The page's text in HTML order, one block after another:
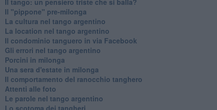
Il "pippone" pre-milonga
La cultura nel tango argentino
La location nel tango argentino
Il condominio tanguero in via Facebook
Gli errori nel tango argentino
Porcini in milonga
Una sera d'estate in milonga
Il comportamento del ranocchio tanghero
Attenti alle foto
Le parole nel tango argentino
Lo scotoma dei tangheri